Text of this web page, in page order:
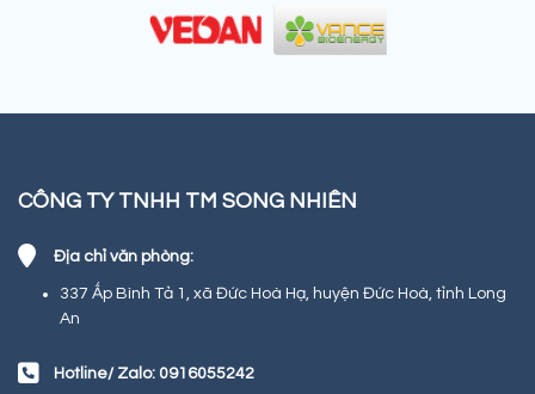
CÔNG TY TNHH TM SONG NHIÊN
Địa chỉ văn phòng:
337 Ấp Bình Tả 1, xã Đức Hoà Hạ, huyện Đức Hoà, tỉnh Long
An
Hotline/ Zalo: 0916055242